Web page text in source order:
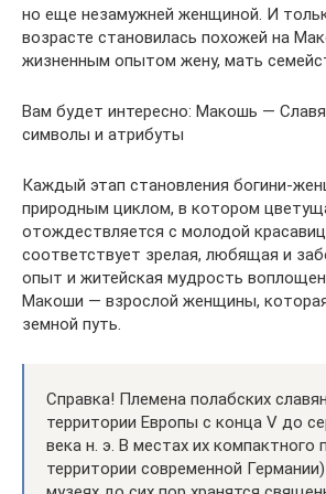
но еще незамужней женщиной. И
возрасте становилась похожей на
жизненным опытом жену, мать
Вам будет интересно: Макошь —
символы и атрибуты
Каждый этап становления богини-
природным циклом, в котором
отождествляется с молодой
соответствует зрелая, любящая и
опыт и житейская мудрость
Макоши — взрослой женщины,
земной путь.
Справка! Племена полабских
территории Европы с конца V до
века н. э. В местах их компактного
территории современной